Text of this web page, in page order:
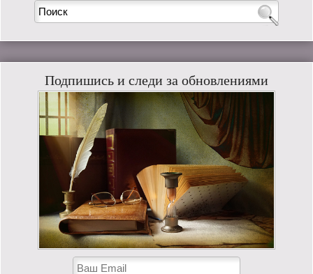
Подпишись и следи за обновлениями